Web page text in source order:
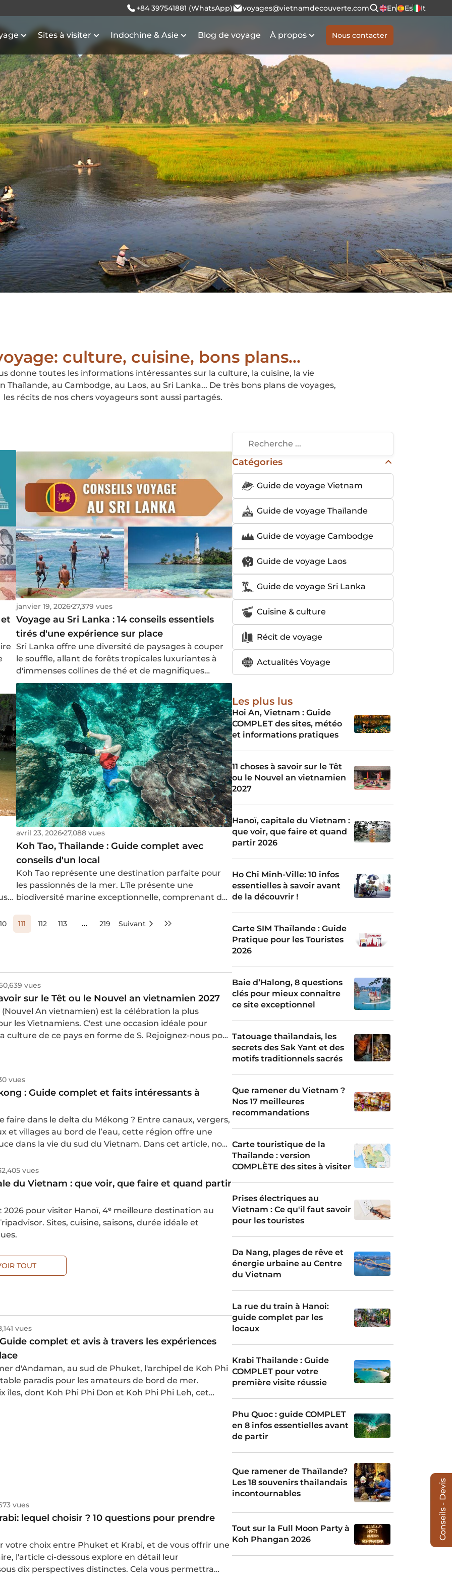
+84 397541881 (WhatsApp) voyages@vietnamdecouverte.com En Es It
Sites à visiter Indochine & Asie Blog de voyage À propos Nous contacter
culture, cuisine, bons plans...
donne toutes les informations intéressantes sur la culture, la cuisine, la vie
au Cambodge, au Laos, au Sri Lanka... De très bons plans de voyages,
les récits de nos chers voyageurs sont aussi partagés.
janvier 19, 202627,379 vues
Voyage au Sri Lanka : 14 conseils essentiels
tirés d'une expérience sur place
Sri Lanka offre une diversité de paysages à couper
le souffle, allant de forêts tropicales luxuriantes à
d'immenses collines de thé et de magnifiques
plages. Sa riche histoire, sa culture unique, et des
coûts de voyage raisonnables font du Sri Lanka une
destination de plus en plus prisée pour les
voyageurs avides de découvertes. Pour vous aider à
bien comprendre ce pays éloigné, découvrez un
article complet regroupant des informations
essentielles, des avis à connaître avant votre voyage,
ainsi que des conseils pratiques tirés de mon propre
périple en janvier 2024 au Sri Lanka.
avril 23, 202627,088 vues
Koh Tao, Thaïlande : Guide complet avec
conseils d'un local
Koh Tao représente une destination parfaite pour
les passionnés de la mer. L'île présente une
biodiversité marine exceptionnelle, comprenant de
coralliens vibrants en couleurs.
111 112 113 … 219 Suivant
vues
sur le Têt ou le Nouvel an vietnamien 2027
(Nouvel An vietnamien) est la célébration la plus
les Vietnamiens. C'est une occasion idéale pour
culture de ce pays en forme de S. Rejoignez-nous pour
vues
: Guide complet et faits intéressants à
faire dans le delta du Mékong ? Entre canaux, vergers,
et villages au bord de l’eau, cette région offre une
la vie du sud du Vietnam. Dans cet article, nous
votre découverte du delta.
vues
du Vietnam : que voir, que faire et quand partir
2026 pour visiter Hanoï, 4ᵉ meilleure destination au
Sites, cuisine, saisons, durée idéale et
TOUT
vues
complet et avis à travers les expériences
d'Andaman, au sud de Phuket, l'archipel de Koh Phi
paradis pour les amateurs de bord de mer.
îles, dont Koh Phi Phi Don et Koh Phi Phi Leh, cet
vues
lequel choisir ? 10 questions pour prendre
votre choix entre Phuket et Krabi, et de vous offrir une
l'article ci-dessous explore en détail leur
dix perspectives distinctes. Cela vous permettra
Catégories
Guide de voyage Vietnam
Guide de voyage Thaïlande
Guide de voyage Cambodge
Guide de voyage Laos
Guide de voyage Sri Lanka
Cuisine & culture
Récit de voyage
Actualités Voyage
Les plus lus
Hoi An, Vietnam : Guide
COMPLET des sites, météo
et informations pratiques
11 choses à savoir sur le Têt
ou le Nouvel an vietnamien
2027
Hanoï, capitale du Vietnam :
que voir, que faire et quand
partir 2026
Ho Chi Minh-Ville: 10 infos
essentielles à savoir avant
de la découvrir !
Carte SIM Thaïlande : Guide
Pratique pour les Touristes
2026
Baie d’Halong, 8 questions
clés pour mieux connaître
ce site exceptionnel
Tatouage thaïlandais, les
secrets des Sak Yant et des
motifs traditionnels sacrés
Que ramener du Vietnam ?
Nos 17 meilleures
recommandations
Carte touristique de la
Thaïlande : version
COMPLÈTE des sites à visiter
Prises électriques au
Vietnam : Ce qu'il faut savoir
pour les touristes
Da Nang, plages de rêve et
énergie urbaine au Centre
du Vietnam
La rue du train à Hanoi:
guide complet par les
locaux
Krabi Thailande : Guide
COMPLET pour votre
première visite réussie
Phu Quoc : guide COMPLET
en 8 infos essentielles avant
de partir
Que ramener de Thaïlande?
Les 18 souvenirs thailandais
incontournables
Tout sur la Full Moon Party à
Koh Phangan 2026
Conseils - Devis